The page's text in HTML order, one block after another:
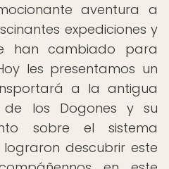
aventura a
expediciones y
han cambiado para
les presentamos un
a la antigua
de los Dogones y su
sobre el sistema
lograron descubrir este